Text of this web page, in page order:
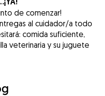
de comenzar!
al cuidador/a todo
comida suficiente,
veterinaria y su juguete